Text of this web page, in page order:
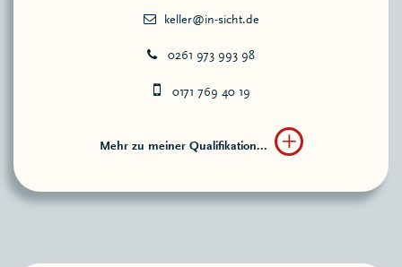
0261 973 993 98
0171 769 40 19
Mehr zu meiner Qualifikation...